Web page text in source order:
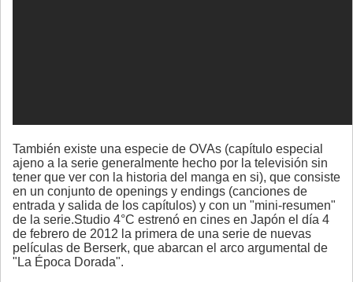
También existe una especie de OVAs (capítulo especial
ajeno a la serie generalmente hecho por la televisión sin
tener que ver con la historia del manga en si), que consiste
en un conjunto de openings y endings (canciones de
entrada y salida de los capítulos) y con un "mini-resumen"
de la serie.Studio 4°C estrenó en cines en Japón el día 4
de febrero de 2012 la primera de una serie de nuevas
películas de Berserk, que abarcan el arco argumental de
"La Época Dorada".